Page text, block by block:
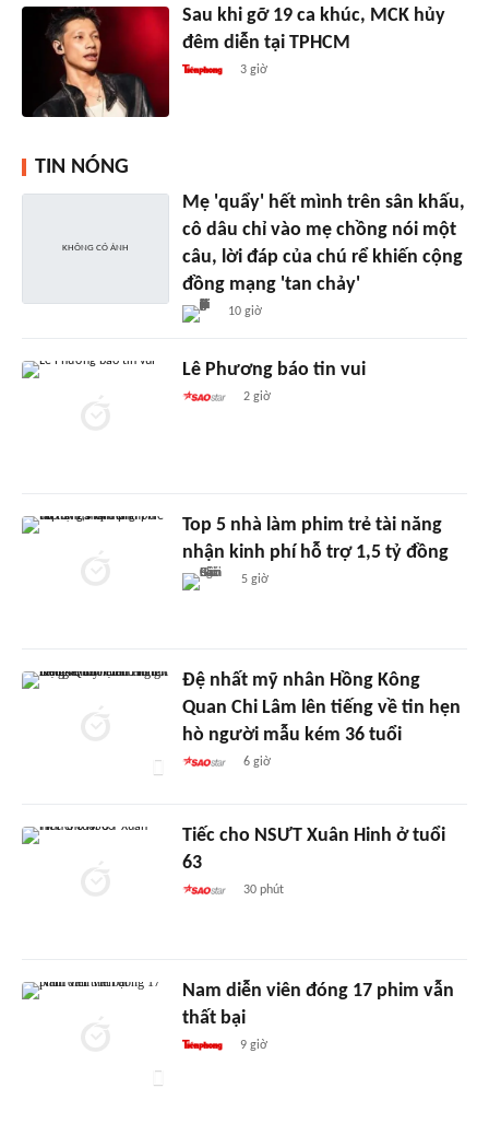
Sau khi gỡ 19 ca khúc, MCK hủy
đêm diễn tại TPHCM
3 giờ
TIN NÓNG
Mẹ 'quẩy' hết mình trên sân khấu,
cô dâu chỉ vào mẹ chồng nói một
câu, lời đáp của chú rể khiến cộng
đồng mạng 'tan chảy'
10 giờ
Lê Phương báo tin vui
2 giờ
Top 5 nhà làm phim trẻ tài năng
nhận kinh phí hỗ trợ 1,5 tỷ đồng
5 giờ
Đệ nhất mỹ nhân Hồng Kông
Quan Chi Lâm lên tiếng về tin hẹn
hò người mẫu kém 36 tuổi
6 giờ
Tiếc cho NSƯT Xuân Hinh ở tuổi
63
30 phút
Nam diễn viên đóng 17 phim vẫn
thất bại
9 giờ